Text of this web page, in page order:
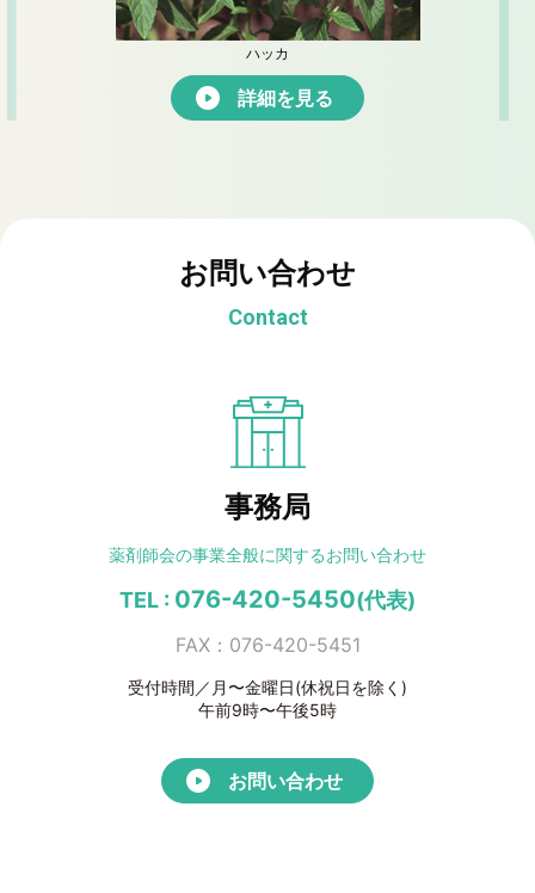
ハッカ
詳細を見る
お問い合わせ
Contact
事務局
薬剤師会の事業全般に関するお問い合わせ
TEL : 076-420-5450(代表)
FAX：076-420-5451
受付時間／月〜金曜日(休祝日を除く)
午前9時〜午後5時
お問い合わせ